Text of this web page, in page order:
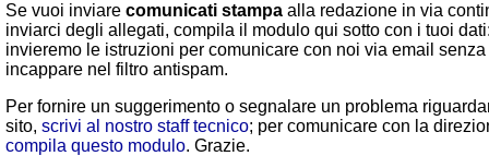
Se vuoi inviare comunicati stampa alla redazione in via
inviarci degli allegati, compila il modulo qui sotto con i tuoi
invieremo le istruzioni per comunicare con noi via email senza
incappare nel filtro antispam.
Per fornire un suggerimento o segnalare un problema
sito, scrivi al nostro staff tecnico; per comunicare con la
compila questo modulo. Grazie.